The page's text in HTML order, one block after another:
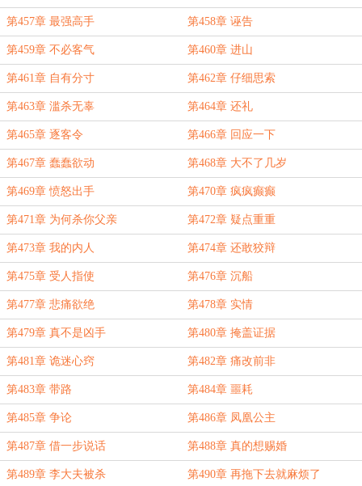
第457章 最强高手 第458章 诬告
第459章 不必客气 第460章 进山
第461章 自有分寸 第462章 仔细思索
第463章 滥杀无辜 第464章 还礼
第465章 逐客令 第466章 回应一下
第467章 蠢蠢欲动 第468章 大不了几岁
第469章 愤怒出手 第470章 疯疯癫癫
第471章 为何杀你父亲 第472章 疑点重重
第473章 我的内人 第474章 还敢狡辩
第475章 受人指使 第476章 沉船
第477章 悲痛欲绝 第478章 实情
第479章 真不是凶手 第480章 掩盖证据
第481章 诡迷心窍 第482章 痛改前非
第483章 带路 第484章 噩耗
第485章 争论 第486章 凤凰公主
第487章 借一步说话 第488章 真的想赐婚
第489章 李大夫被杀 第490章 再拖下去就麻烦了